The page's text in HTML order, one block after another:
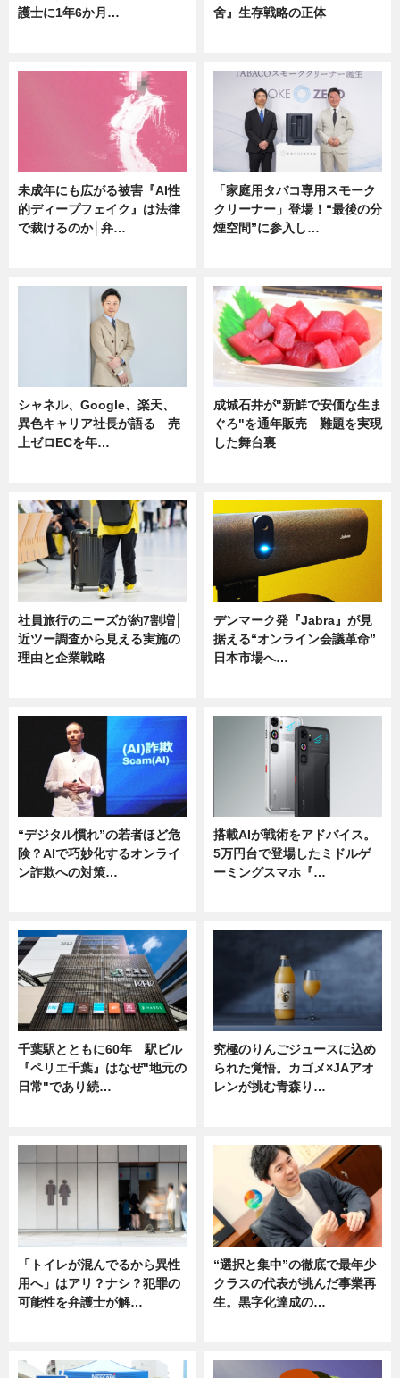
護士に1年6か月…
舍』生存戦略の正体
未成年にも広がる被害『AI性
的ディープフェイク』は法律
で裁けるのか│弁…
「家庭用タバコ専用スモーク
クリーナー」登場！“最後の分
煙空間”に参入し…
シャネル、Google、楽天、
異色キャリア社長が語る 売
上ゼロECを年…
成城石井が"新鮮で安価な生ま
ぐろ"を通年販売 難題を実現
した舞台裏
社員旅行のニーズが約7割増│
近ツー調査から見える実施の
理由と企業戦略
デンマーク発『Jabra』が見
据える“オンライン会議革命”
日本市場へ…
“デジタル慣れ”の若者ほど危
険？AIで巧妙化するオンライ
ン詐欺への対策…
搭載AIが戦術をアドバイス。
5万円台で登場したミドルゲ
ーミングスマホ『…
千葉駅とともに60年 駅ビル
『ペリエ千葉』はなぜ"地元の
日常"であり続…
究極のりんごジュースに込め
られた覚悟。カゴメ×JAアオ
レンが挑む青森り…
「トイレが混んでるから異性
用へ」はアリ？ナシ？犯罪の
可能性を弁護士が解…
“選択と集中”の徹底で最年少
クラスの代表が挑んだ事業再
生。黒字化達成の…